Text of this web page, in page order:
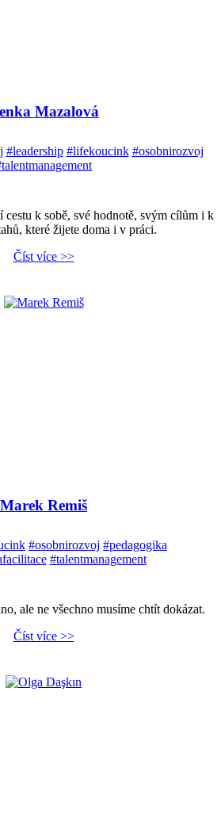
Mazalová
#leadership #lifekoucink #osobnirozvoj
k sobě, své hodnotě, svým cílům i k
které žijete doma i v práci.
Číst více >>
Marek Remiš
#osobnirozvoj #pedagogika
#talentmanagement
ale ne všechno musíme chtít dokázat.
Číst více >>